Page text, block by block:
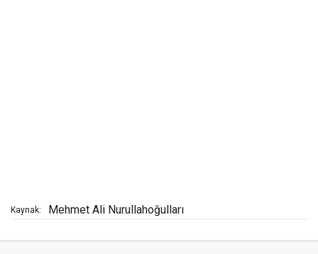
Kaynak: Mehmet Ali Nurullahoğulları